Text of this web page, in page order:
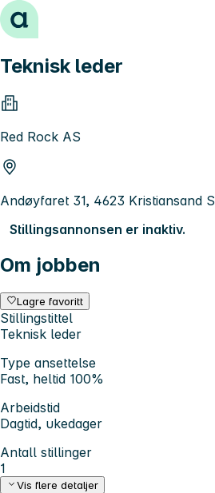
Hopp til innhold
Teknisk leder
Red Rock AS
Andøyfaret 31, 4623 Kristiansand S
Stillingsannonsen er inaktiv.
Om jobben
Lagre favoritt
Stillingstittel
Teknisk leder
Type ansettelse
Fast, heltid 100%
Arbeidstid
Dagtid, ukedager
Antall stillinger
1
Vis flere detaljer